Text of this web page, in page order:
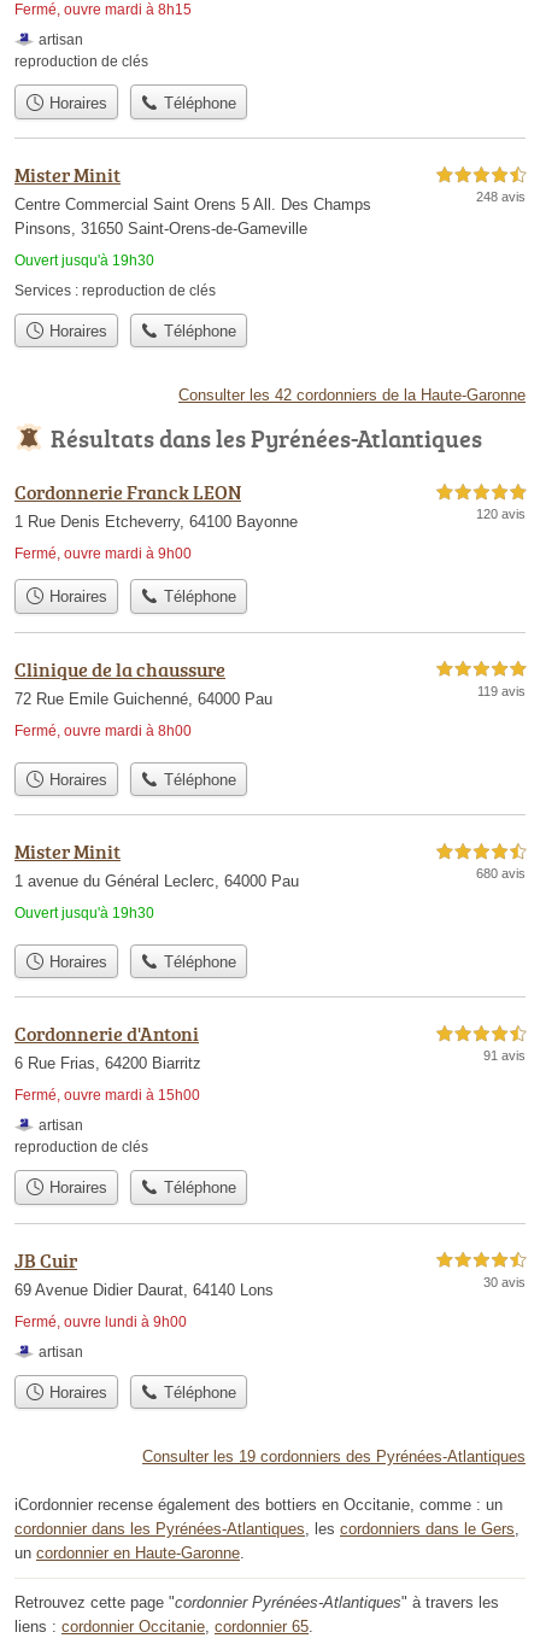
Fermé, ouvre mardi à 8h15
artisan
reproduction de clés
Horaires Téléphone
Mister Minit
Centre Commercial Saint Orens 5 All. Des Champs
Pinsons, 31650 Saint-Orens-de-Gameville
Ouvert jusqu'à 19h30
4,5 étoiles sur 5
248 avis
Services : reproduction de clés
Horaires Téléphone
Consulter les 42 cordonniers de la Haute-Garonne
Résultats dans les Pyrénées-Atlantiques
Cordonnerie Franck LEON
1 Rue Denis Etcheverry, 64100 Bayonne
Fermé, ouvre mardi à 9h00
5,0 étoiles sur 5
120 avis
Horaires Téléphone
Clinique de la chaussure
72 Rue Emile Guichenné, 64000 Pau
Fermé, ouvre mardi à 8h00
5,0 étoiles sur 5
119 avis
Horaires Téléphone
Mister Minit
1 avenue du Général Leclerc, 64000 Pau
Ouvert jusqu'à 19h30
4,5 étoiles sur 5
680 avis
Horaires Téléphone
Cordonnerie d'Antoni
6 Rue Frias, 64200 Biarritz
Fermé, ouvre mardi à 15h00
4,5 étoiles sur 5
91 avis
artisan
reproduction de clés
Horaires Téléphone
JB Cuir
69 Avenue Didier Daurat, 64140 Lons
Fermé, ouvre lundi à 9h00
4,5 étoiles sur 5
30 avis
artisan
Horaires Téléphone
Consulter les 19 cordonniers des Pyrénées-Atlantiques
iCordonnier recense également des bottiers en Occitanie, comme : un
cordonnier dans les Pyrénées-Atlantiques, les cordonniers dans le Gers,
un cordonnier en Haute-Garonne.
Retrouvez cette page "cordonnier Pyrénées-Atlantiques" à travers les
liens : cordonnier Occitanie, cordonnier 65.